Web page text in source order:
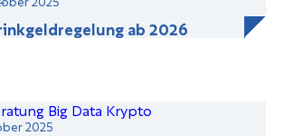
ab 2026
2025